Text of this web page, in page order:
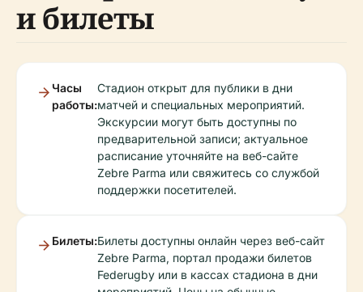
и билеты
Часы
работы:
Стадион открыт для публики в дни
матчей и специальных мероприятий.
Экскурсии могут быть доступны по
предварительной записи; актуальное
расписание уточняйте на веб-сайте
Zebre Parma или свяжитесь со службой
поддержки посетителей.
Билеты:Билеты доступны онлайн через веб-сайт
Zebre Parma, портал продажи билетов
Federugby или в кассах стадиона в дни